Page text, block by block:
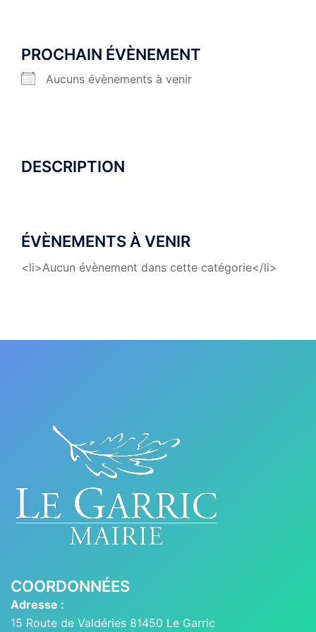
PROCHAIN ÉVÈNEMENT
Aucuns évènements à venir
DESCRIPTION
ÉVÈNEMENTS À VENIR
<li>Aucun évènement dans cette catégorie</li>
COORDONNÉES
Adresse :
15 Route de Valdéries 81450 Le Garric